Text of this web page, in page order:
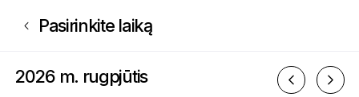
Pasirinkite laiką
2026 m. rugpjūtis